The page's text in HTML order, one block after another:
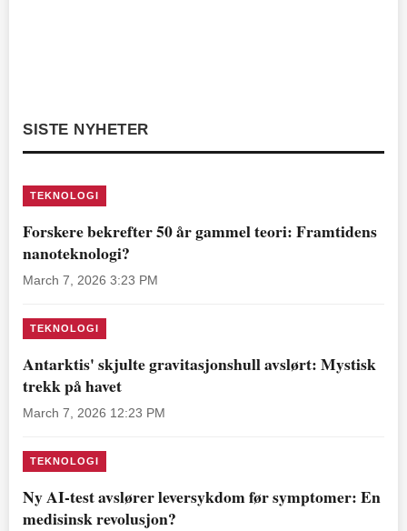
SISTE NYHETER
TEKNOLOGI
Forskere bekrefter 50 år gammel teori: Framtidens
nanoteknologi?
March 7, 2026 3:23 PM
TEKNOLOGI
Antarktis' skjulte gravitasjonshull avslørt: Mystisk
trekk på havet
March 7, 2026 12:23 PM
TEKNOLOGI
Ny AI-test avslører leversykdom før symptomer: En
medisinsk revolusjon?